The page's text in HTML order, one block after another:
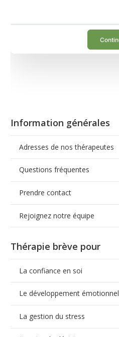
Information générales
Adresses de nos thérapeutes
Questions fréquentes
Prendre contact
Rejoignez notre équipe
Thérapie brève pour
La confiance en soi
Le développement émotionnel
La gestion du stress